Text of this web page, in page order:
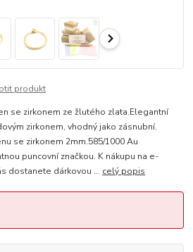
produkt
se zirkonem ze žlutého zlata.Elegantní
zirkonem, vhodný jako zásnubní.
se zirkonem 2mm.585/1000 Au
puncovní značkou. K nákupu na e-
dostanete dárkovou ... celý popis